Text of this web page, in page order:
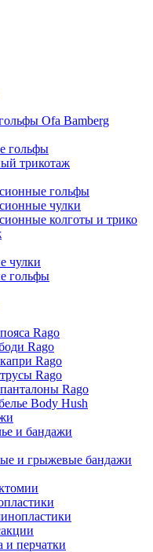
Ofa Bamberg
гольфы
трикотаж
гольфы
чулки
колготы и трико
чулки
гольфы
Rago
Rago
Rago
Rago
Rago
Body Hush
и бандажи
и грыжевые бандажи
и перчатки